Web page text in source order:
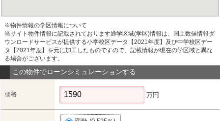
※物件情報の学区情報について
当サイト物件情報に記載されております通学区域(学区)情報は、国土数値情報ダ
ウンロードサービスが提供する小学校区データ【2021年度】及び中学校区デー
タ【2021年度】を元に加工したものですので、記載情報が現在の学区域と異な
る場合がございます。
この物件でローンシミュレーションする
価格 万円